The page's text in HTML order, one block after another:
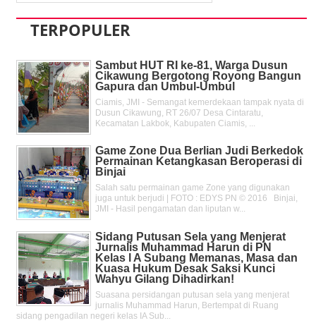
TERPOPULER
Sambut HUT RI ke-81, Warga Dusun
Cikawung Bergotong Royong Bangun
Gapura dan Umbul-Umbul
Ciamis, JMI - Semangat kemerdekaan tampak nyata di
Dusun Cikawung, RT 26/07 Desa Cintaratu,
Kecamatan Lakbok, Kabupaten Ciamis, ...
Game Zone Dua Berlian Judi Berkedok
Permainan Ketangkasan Beroperasi di
Binjai
Salah satu permainan game Zone yang digunakan
juga untuk berjudi | FOTO : EDYS PN © 2016 Binjai,
JMI - Hasil pengamatan dan liputan w...
Sidang Putusan Sela yang Menjerat
Jurnalis Muhammad Harun di PN
Kelas l A Subang Memanas, Masa dan
Kuasa Hukum Desak Saksi Kunci
Wahyu Gilang Dihadirkan!
Suasana persidangan putusan sela yang menjerat
jurnalis Muhammad Harun, Bertempat di Ruang
sidang pengadilan negeri kelas IA Sub...